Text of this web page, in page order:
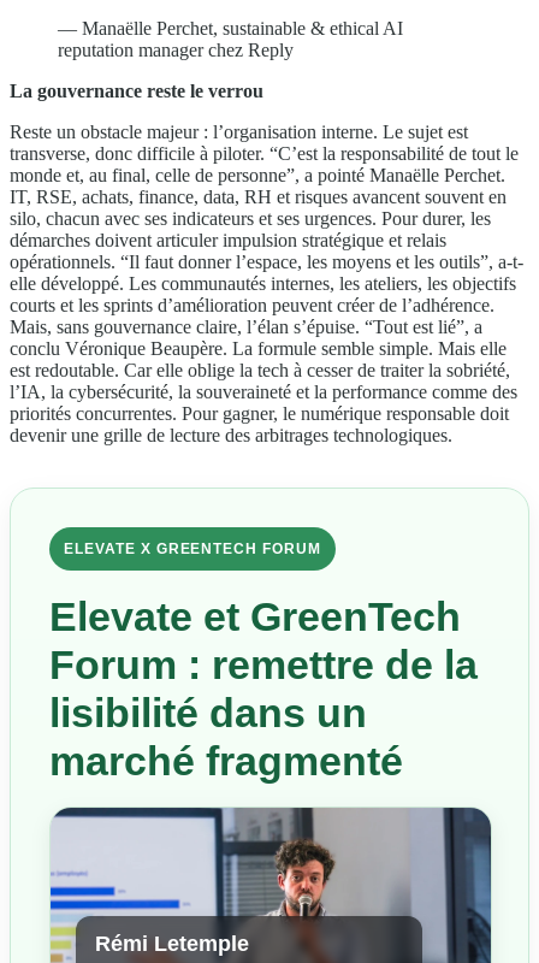
— Manaëlle Perchet, sustainable & ethical AI
reputation manager chez Reply
La gouvernance reste le verrou
Reste un obstacle majeur : l’organisation interne. Le sujet est
transverse, donc difficile à piloter. “C’est la responsabilité de tout le
monde et, au final, celle de personne”, a pointé Manaëlle Perchet.
IT, RSE, achats, finance, data, RH et risques avancent souvent en
silo, chacun avec ses indicateurs et ses urgences. Pour durer, les
démarches doivent articuler impulsion stratégique et relais
opérationnels. “Il faut donner l’espace, les moyens et les outils”, a-t-
elle développé. Les communautés internes, les ateliers, les objectifs
courts et les sprints d’amélioration peuvent créer de l’adhérence.
Mais, sans gouvernance claire, l’élan s’épuise. “Tout est lié”, a
conclu Véronique Beaupère. La formule semble simple. Mais elle
est redoutable. Car elle oblige la tech à cesser de traiter la sobriété,
l’IA, la cybersécurité, la souveraineté et la performance comme des
priorités concurrentes. Pour gagner, le numérique responsable doit
devenir une grille de lecture des arbitrages technologiques.
ELEVATE X GREENTECH FORUM
Elevate et GreenTech
Forum : remettre de la
lisibilité dans un
marché fragmenté
Rémi Letemple